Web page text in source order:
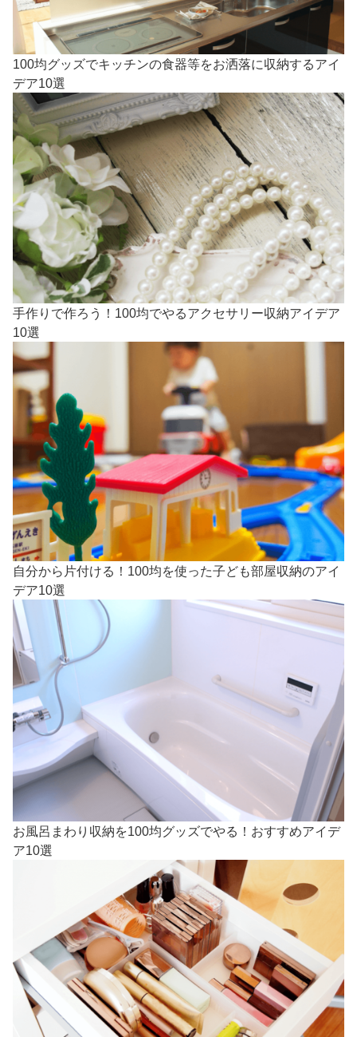
100均グッズでキッチンの食器等をお洒落に収納するアイ
デア10選
手作りで作ろう！100均でやるアクセサリー収納アイデア
10選
自分から片付ける！100均を使った子ども部屋収納のアイ
デア10選
お風呂まわり収納を100均グッズでやる！おすすめアイデ
ア10選